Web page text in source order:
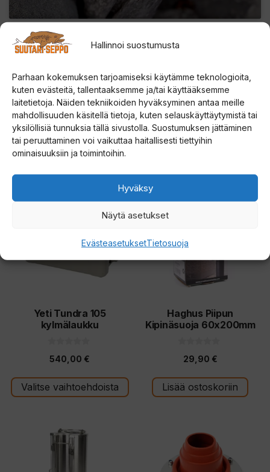
Hallinnoi suostumusta
Parhaan kokemuksen tarjoamiseksi käytämme teknologioita,
kuten evästeitä, tallentaaksemme ja/tai käyttääksemme
laitetietoja. Näiden tekniikoiden hyväksyminen antaa meille
mahdollisuuden käsitellä tietoja, kuten selauskäyttäytymistä tai
yksilöllisiä tunnuksia tällä sivustolla. Suostumuksen jättäminen
tai peruuttaminen voi vaikuttaa haitallisesti tiettyihin
ominaisuuksiin ja toimintoihin.
Hyväksy
Näytä asetukset
EvästeasetuksetTietosuoja
Tutustu myös
Yeti Tundra 105
kylmälaukku
5
s
t
ä
540,00 €
Valitse vaihtoehdoista
tuotteella
Voit
tuotteen
Haghus Piipun
Kipinäsuoja 60x200mm
s
t
ä
29,90 €
Lisää ostoskoriin